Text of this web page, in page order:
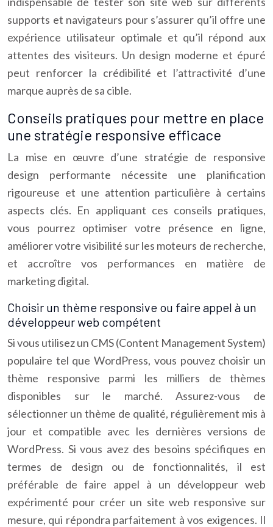
supports et navigateurs pour s’assurer qu’il offre une
expérience utilisateur optimale et qu’il répond aux
attentes des visiteurs. Un design moderne et épuré
peut renforcer la crédibilité et l’attractivité d’une
marque auprès de sa cible.
Conseils pratiques pour mettre en place
une stratégie responsive efficace
La mise en œuvre d’une stratégie de responsive
design performante nécessite une planification
rigoureuse et une attention particulière à certains
aspects clés. En appliquant ces conseils pratiques,
vous pourrez optimiser votre présence en ligne,
améliorer votre visibilité sur les moteurs de recherche,
et accroître vos performances en matière de
marketing digital.
Choisir un thème responsive ou faire appel à un
développeur web compétent
Si vous utilisez un CMS (Content Management System)
populaire tel que WordPress, vous pouvez choisir un
thème responsive parmi les milliers de thèmes
disponibles sur le marché. Assurez-vous de
sélectionner un thème de qualité, régulièrement mis à
jour et compatible avec les dernières versions de
WordPress. Si vous avez des besoins spécifiques en
termes de design ou de fonctionnalités, il est
préférable de faire appel à un développeur web
expérimenté pour créer un site web responsive sur
mesure, qui répondra parfaitement à vos exigences. Il